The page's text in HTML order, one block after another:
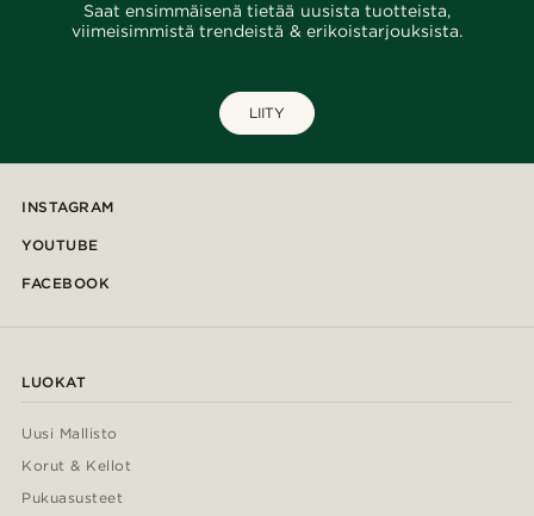
Saat ensimmäisenä tietää uusista tuotteista,
viimeisimmistä trendeistä & erikoistarjouksista.
LIITY
INSTAGRAM
YOUTUBE
FACEBOOK
LUOKAT
Uusi Mallisto
Korut & Kellot
Pukuasusteet